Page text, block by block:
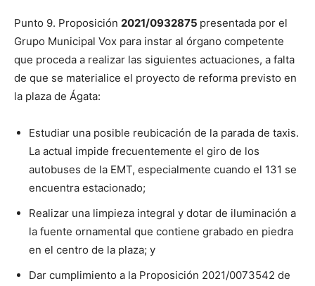
Punto 9. Proposición 2021/0932875 presentada por el
Grupo Municipal Vox para instar al órgano competente
que proceda a realizar las siguientes actuaciones, a falta
de que se materialice el proyecto de reforma previsto en
la plaza de Ágata:
Estudiar una posible reubicación de la parada de taxis.
La actual impide frecuentemente el giro de los
autobuses de la EMT, especialmente cuando el 131 se
encuentra estacionado;
Realizar una limpieza integral y dotar de iluminación a
la fuente ornamental que contiene grabado en piedra
en el centro de la plaza; y
Dar cumplimiento a la Proposición 2021/0073542 de